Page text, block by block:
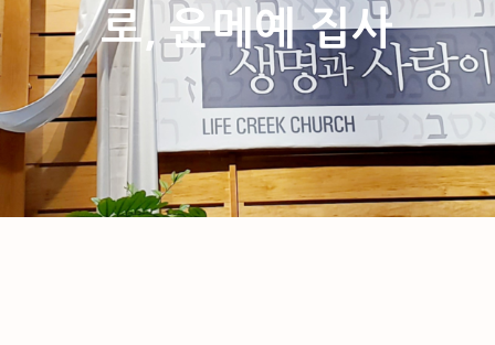
로, 윤메예 집사